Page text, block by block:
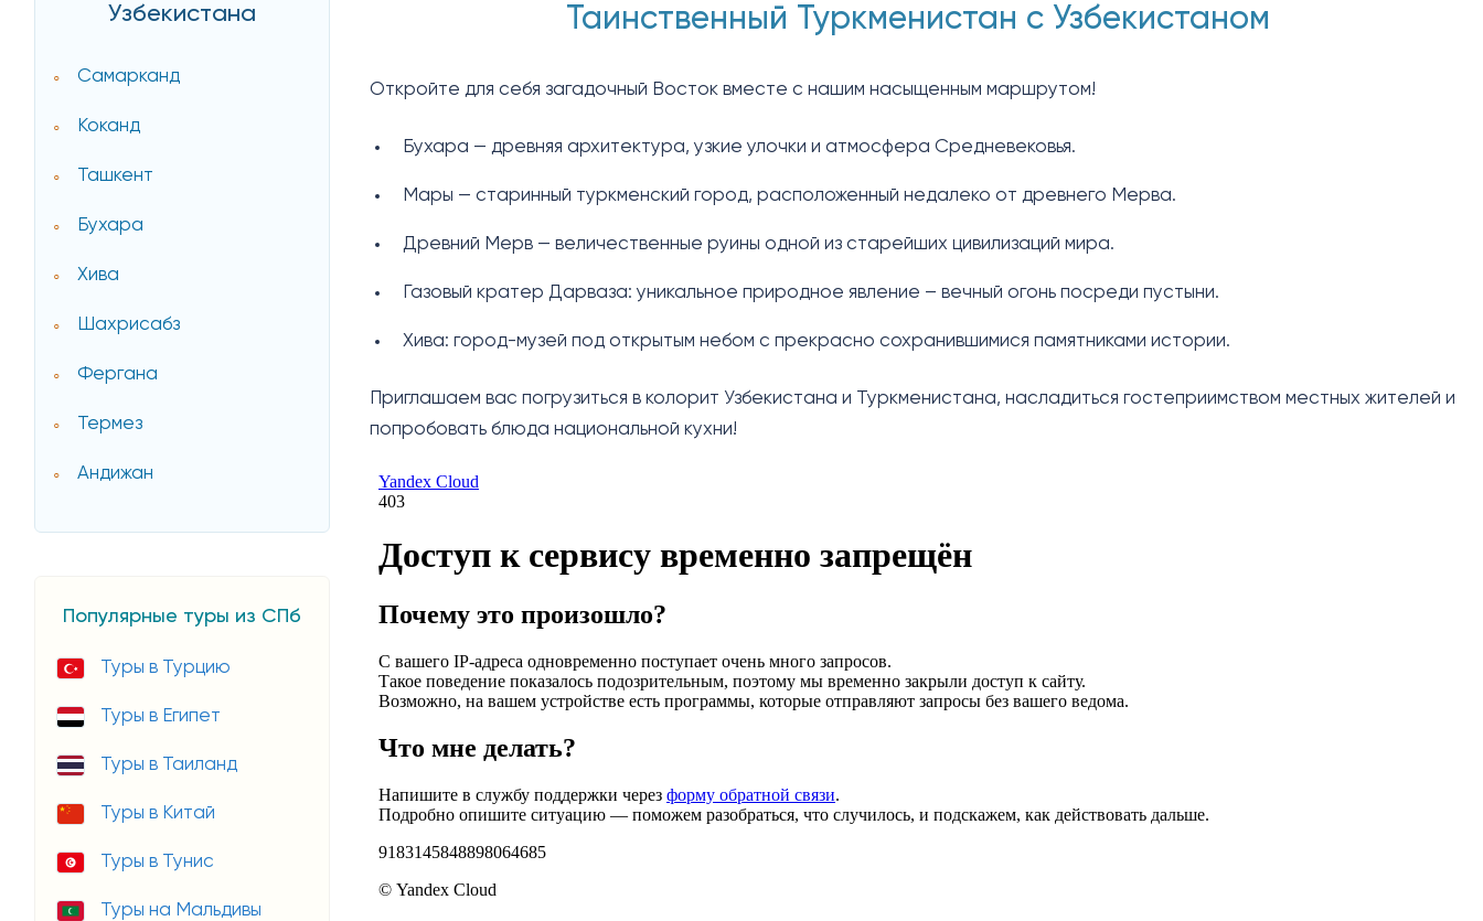
Узбекистана
Самарканд
Коканд
Ташкент
Бухара
Хива
Шахрисабз
Фергана
Термез
Андижан
Популярные туры из СПб
Туры в Турцию
Туры в Египет
Туры в Таиланд
Туры в Китай
Туры в Тунис
Туры на Мальдивы
Таинственный Туркменистан с Узбекистаном
Откройте для себя загадочный Восток вместе с нашим насыщенным маршрутом!
Бухара — древняя архитектура, узкие улочки и атмосфера Средневековья.
Мары — старинный туркменский город, расположенный недалеко от древнего Мерва.
Древний Мерв — величественные руины одной из старейших цивилизаций мира.
Газовый кратер Дарваза: уникальное природное явление – вечный огонь посреди пустыни.
Хива: город-музей под открытым небом с прекрасно сохранившимися памятниками истории.
Приглашаем вас погрузиться в колорит Узбекистана и Туркменистана, насладиться гостеприимством местных жителей и
попробовать блюда национальной кухни!